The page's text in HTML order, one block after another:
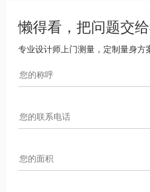
懒得看，把问题交
专业设计师上门测量，定制量身方